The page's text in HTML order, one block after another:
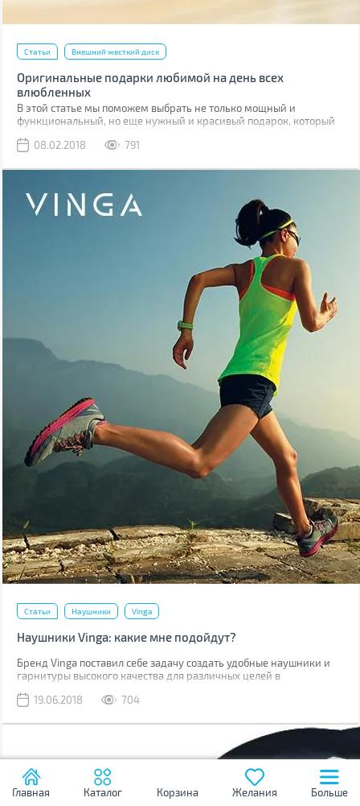
Статьи Внешний жесткий диск
Оригинальные подарки любимой на день всех
влюбленных
В этой статье мы поможем выбрать не только мощный и
функциональный, но еще нужный и красивый подарок, который
08.02.2018
791
Статьи Наушники Vinga
Наушники Vinga: какие мне подойдут?
Бренд Vinga поставил себе задачу создать удобные наушники и
гарнитуры высокого качества для различных целей в
подходящие по вкусу и предназначению. Как же определиться?
19.06.2018 704
Главная Каталог Корзина Желания Больше